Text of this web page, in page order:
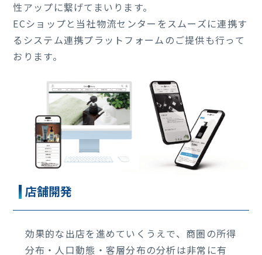
性アップに繋げてまいります。
ECショップと当社物流センターをスムーズに連携す
るシステム連携プラットフォームのご提供も行って
おります。
店舗開発
効果的な出店を進めていくうえで、商圏の所得
分布・人口動態・客層分布の分析は非常に有